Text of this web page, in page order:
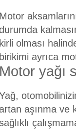
Motor
kirli olması
birikimi ayrıca
Motor yağı
artan aşınma ve